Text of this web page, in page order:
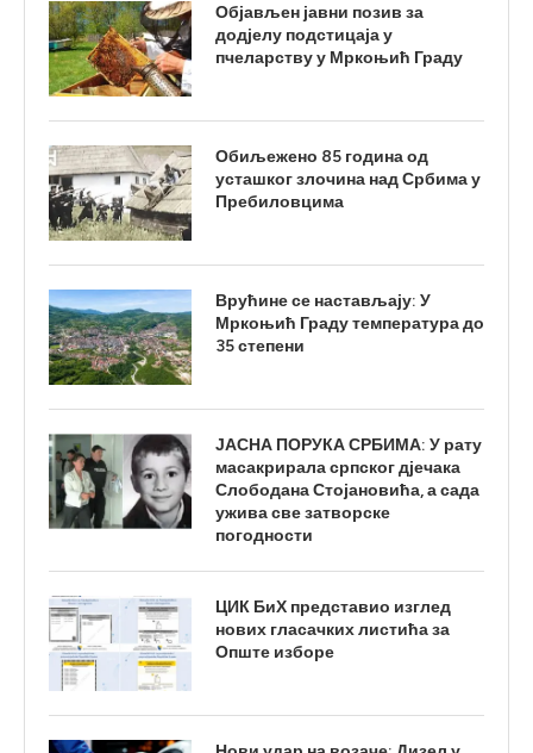
Објављен јавни позив за
додјелу подстицаја у
пчеларству у Мркоњић Граду
Обиљежено 85 година од
усташког злочина над Србима у
Пребиловцима
Врућине се настављају: У
Мркоњић Граду температура до
35 степени
ЈАСНА ПОРУКА СРБИМА: У рату
масакрирала српског дјечака
Слободана Стојановића, а сада
ужива све затворске
погодности
ЦИК БиХ представио изглед
нових гласачких листића за
Опште изборе